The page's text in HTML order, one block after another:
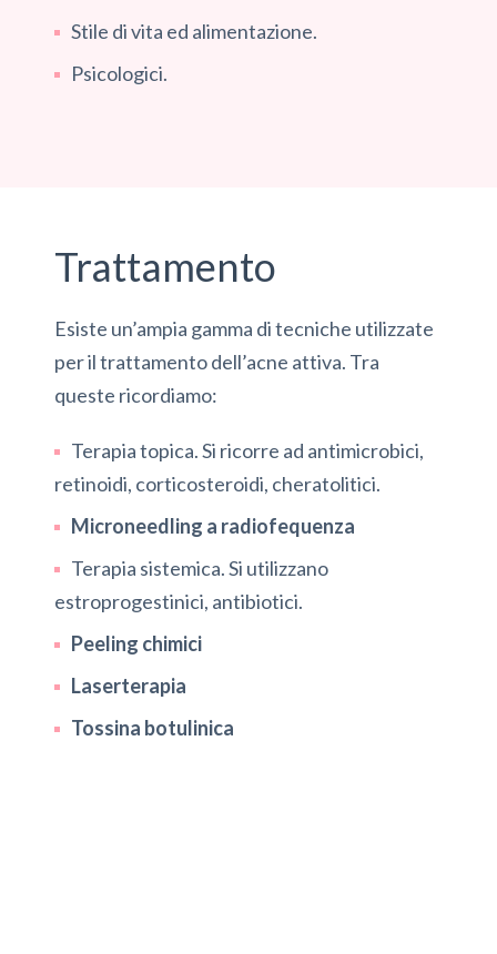
Stile di vita ed alimentazione.
Psicologici.
Trattamento
Esiste un’ampia gamma di tecniche utilizzate
per il trattamento dell’acne attiva. Tra
queste ricordiamo:
Terapia topica. Si ricorre ad antimicrobici,
retinoidi, corticosteroidi, cheratolitici.
Microneedling a radiofequenza
Terapia sistemica. Si utilizzano
estroprogestinici, antibiotici.
Peeling chimici
Laserterapia
Tossina botulinica